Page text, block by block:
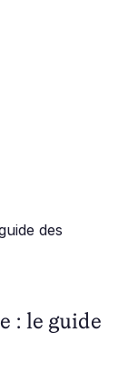
des
: le guide